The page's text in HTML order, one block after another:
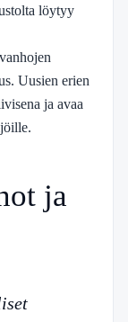
löytyy
Uusien erien
ja avaa
ja